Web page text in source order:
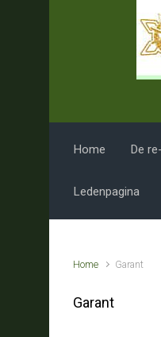
Spring naar de
Home De
Ledenpagina
Home Garant
Garant